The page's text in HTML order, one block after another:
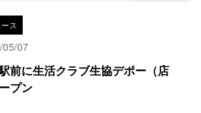
ス
05/07
前に生活クラブ生協デポー（店
プン